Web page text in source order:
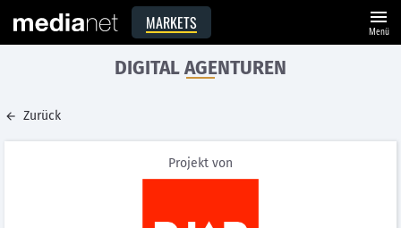
MARKETS menu
Menü
DIGITAL AGENTUREN
Zurück
Projekt von